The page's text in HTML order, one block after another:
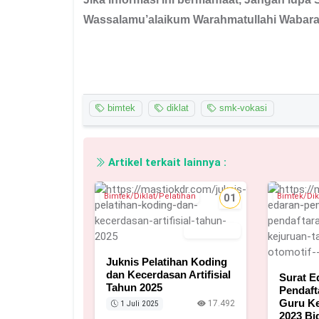
Wassalamu’alaikum Warahmatullahi
bimtek diklat smk-vokasi
Artikel terkait lainnya :
01
Bimtek/Diklat/Pelatihan
Juknis Pelatihan Koding
dan Kecerdasan Artifisial
Tahun 2025
1 Juli 2025 17.492
Bimtek/
Surat
Guru
2023